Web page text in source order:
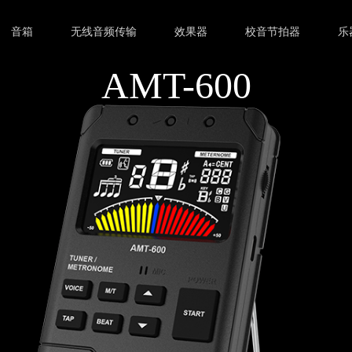
AMT-600
音箱 无线音频传输 效果器 校音节拍器 乐